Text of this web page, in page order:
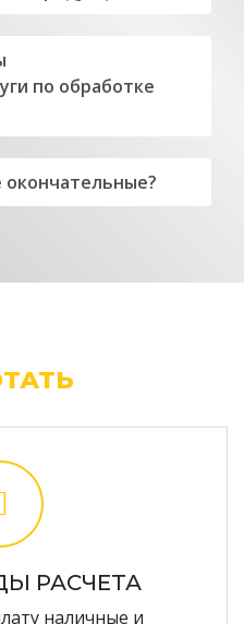
по обработке
РАСЧЕТА
наличные и